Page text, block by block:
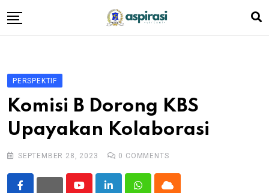
to
Berita
Komen Warga
Podcast
Tentang Kami
PERSPEKTIF
Komisi B Dorong KBS
Upayakan Kolaborasi
SEPTEMBER 28, 2023 0 COMMENTS